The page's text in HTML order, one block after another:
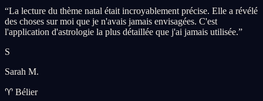
“La lecture du thème natal était incroyablement précise. Elle a révélé
des choses sur moi que je n'avais jamais envisagées. C'est
l'application d'astrologie la plus détaillée que j'ai jamais utilisée.”
S
Sarah M.
♈ Bélier